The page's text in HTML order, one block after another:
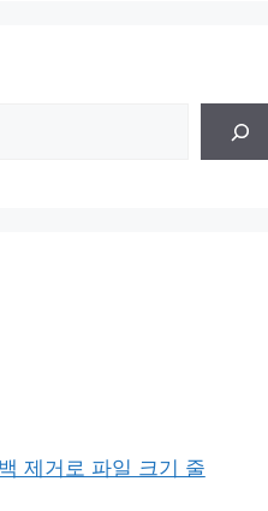
제거로 파일 크기 줄